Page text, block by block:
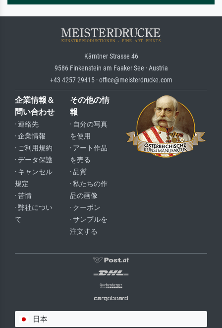
Kärntner Strasse 46
9586 Finkenstein am Faaker See · Austria
+43 4257 29415 · office@meisterdrucke.com
企業情報＆
問い合わせ
· 連絡先
· 企業情報
· ご利用規約
· データ保護
· キャンセル
規定
· 苦情
· 弊社につい
て
その他の情
報
· 自分の写真
を使用
· アート作品
を売る
· 品質
· 私たちの作
品の画像
· クーポン
· サンプルを
注文する
日本